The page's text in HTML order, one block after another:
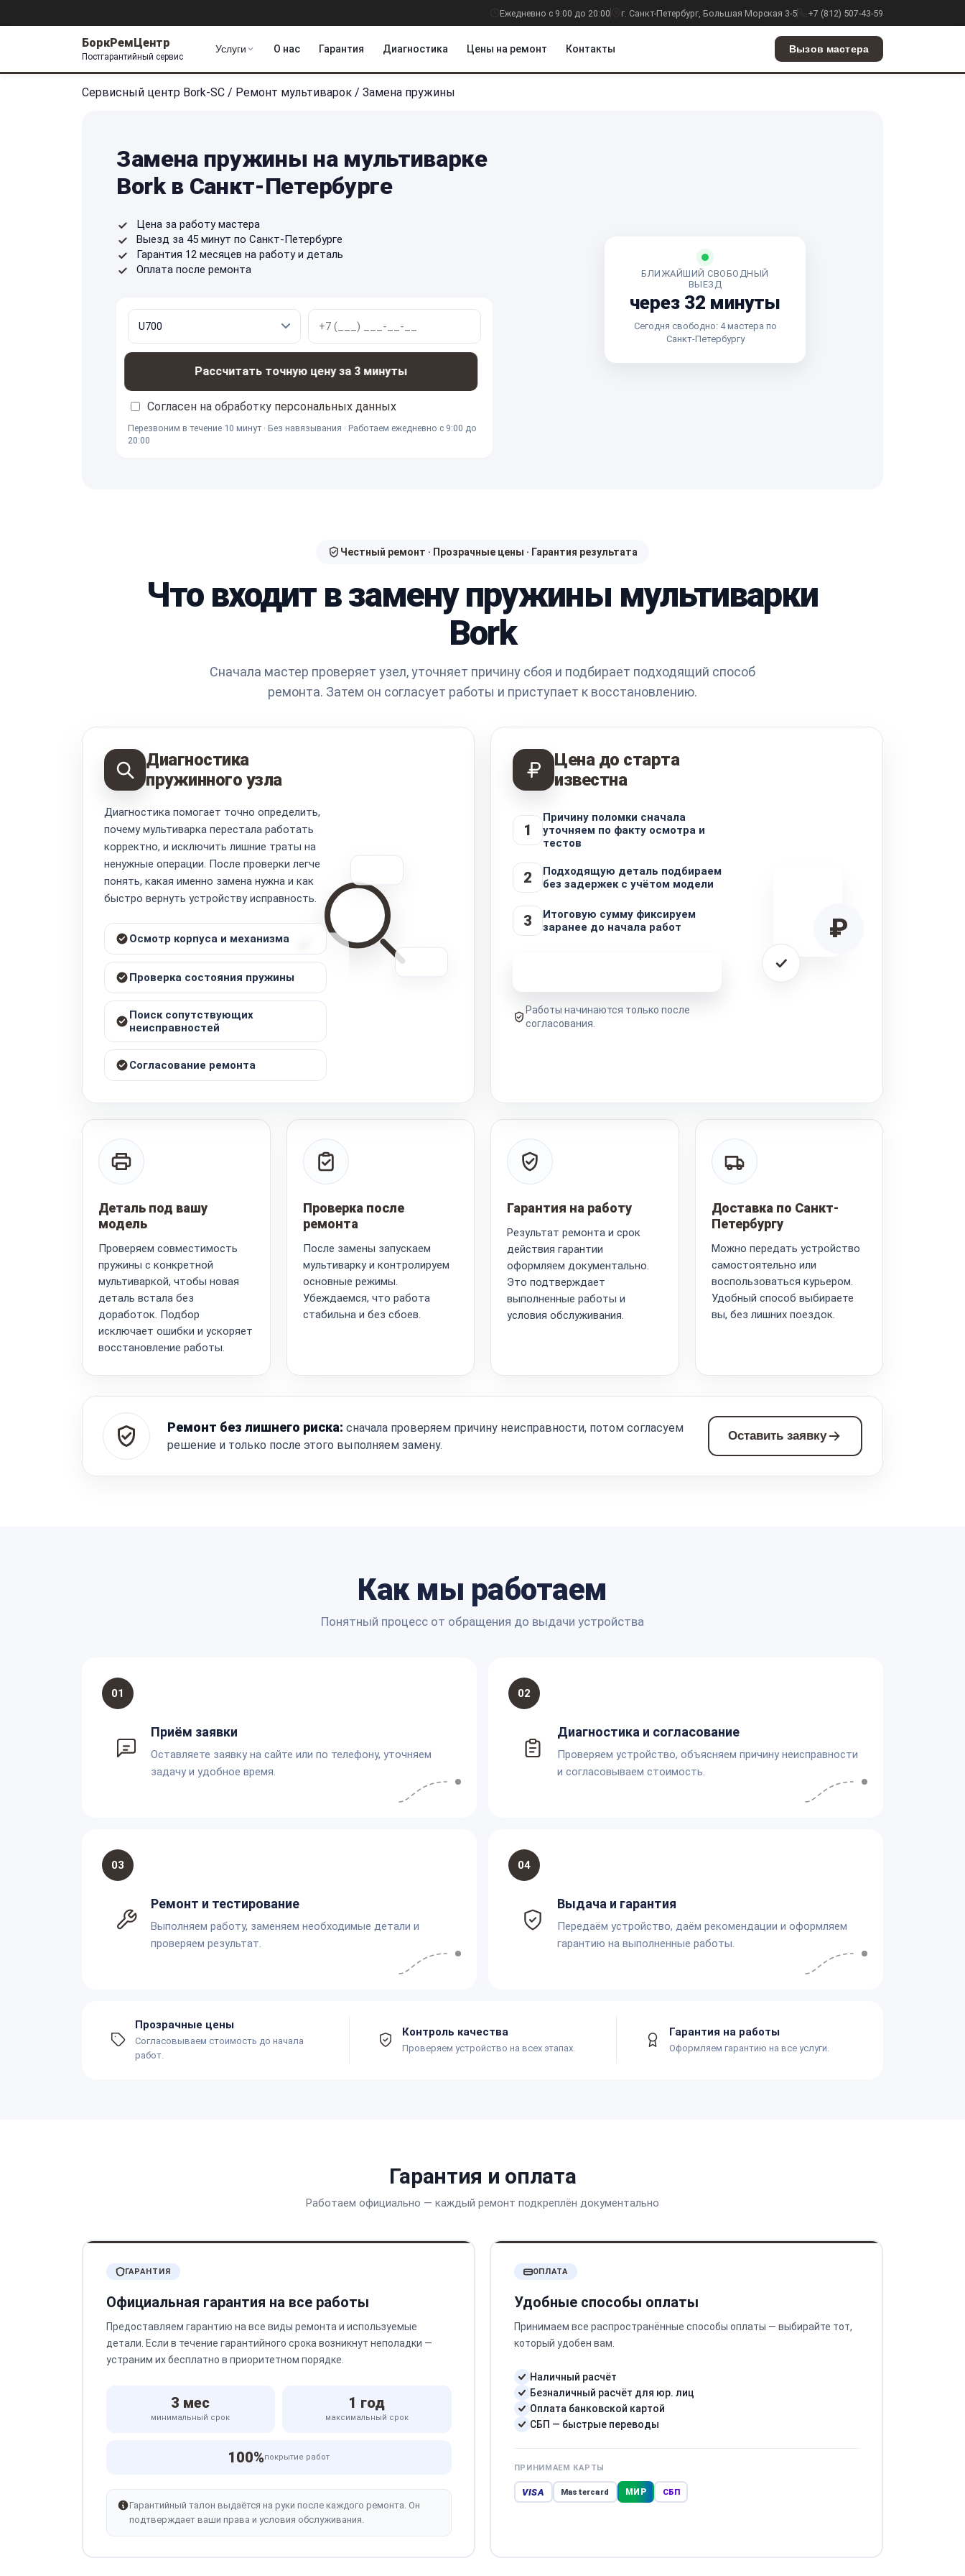
Ежедневно с 9:00 до 20:00 г. Санкт-Петербург, Большая Морская 3-5 +7 (812) 507-43-59
БоркРемЦентр
Постгарантийный сервис
Услуги О нас Гарантия Диагностика Цены на ремонт Контакты Вызов мастера
Сервисный центр Bork-SC / Ремонт мультиварок / Замена пружины
Замена пружины на мультиварке
Bork в Санкт-Петербурге
Цена за работу мастера
Выезд за 45 минут по Санкт-Петербурге
Гарантия 12 месяцев на работу и деталь
Оплата после ремонта
Рассчитать точную цену за 3 минуты
Согласен на обработку персональных данных
Перезвоним в течение 10 минут · Без навязывания · Работаем ежедневно с 9:00 до
20:00
БЛИЖАЙШИЙ СВОБОДНЫЙ
ВЫЕЗД
через 32 минуты
Сегодня свободно: 4 мастера по
Санкт-Петербургу
Честный ремонт · Прозрачные цены · Гарантия результата
Что входит в замену пружины мультиварки
Bork
Сначала мастер проверяет узел, уточняет причину сбоя и подбирает подходящий способ
ремонта. Затем он согласует работы и приступает к восстановлению.
Диагностика
пружинного узла
Диагностика помогает точно определить,
почему мультиварка перестала работать
корректно, и исключить лишние траты на
ненужные операции. После проверки легче
понять, какая именно замена нужна и как
быстро вернуть устройству исправность.
Осмотр корпуса и механизма
Проверка состояния пружины
Поиск сопутствующих
неисправностей
Согласование ремонта
Цена до старта
известна
1
Причину поломки сначала
уточняем по факту осмотра и
тестов
2
Подходящую деталь подбираем
без задержек с учётом модели
3
Итоговую сумму фиксируем
заранее до начала работ
Работы начинаются только после
согласования.
₽
Деталь под вашу
модель
Проверяем совместимость
пружины с конкретной
мультиваркой, чтобы новая
деталь встала без
доработок. Подбор
исключает ошибки и ускоряет
восстановление работы.
Проверка после
ремонта
После замены запускаем
мультиварку и контролируем
основные режимы.
Убеждаемся, что работа
стабильна и без сбоев.
Гарантия на работу
Результат ремонта и срок
действия гарантии
оформляем документально.
Это подтверждает
выполненные работы и
условия обслуживания.
Доставка по Санкт-
Петербургу
Можно передать устройство
самостоятельно или
воспользоваться курьером.
Удобный способ выбираете
вы, без лишних поездок.
Ремонт без лишнего риска: сначала проверяем причину неисправности, потом согласуем
решение и только после этого выполняем замену.
Оставить заявку
Как мы работаем
Понятный процесс от обращения до выдачи устройства
01
Приём заявки
Оставляете заявку на сайте или по телефону, уточняем
задачу и удобное время.
02
Диагностика и согласование
Проверяем устройство, объясняем причину неисправности
и согласовываем стоимость.
03
Ремонт и тестирование
Выполняем работу, заменяем необходимые детали и
проверяем результат.
04
Выдача и гарантия
Передаём устройство, даём рекомендации и оформляем
гарантию на выполненные работы.
Прозрачные цены
Согласовываем стоимость до начала
работ.
Контроль качества
Проверяем устройство на всех этапах.
Гарантия на работы
Оформляем гарантию на все услуги.
Гарантия и оплата
Работаем официально — каждый ремонт подкреплён документально
ГАРАНТИЯ
Официальная гарантия на все работы
Предоставляем гарантию на все виды ремонта и используемые
детали. Если в течение гарантийного срока возникнут неполадки —
устраним их бесплатно в приоритетном порядке.
3 мес
минимальный срок
1 год
максимальный срок
100%покрытие работ
Гарантийный талон выдаётся на руки после каждого ремонта. Он
подтверждает ваши права и условия обслуживания.
ОПЛАТА
Удобные способы оплаты
Принимаем все распространённые способы оплаты — выбирайте тот,
который удобен вам.
Наличный расчёт
Безналичный расчёт для юр. лиц
Оплата банковской картой
СБП — быстрые переводы
ПРИНИМАЕМ КАРТЫ
VISA Mastercard МИР СБП